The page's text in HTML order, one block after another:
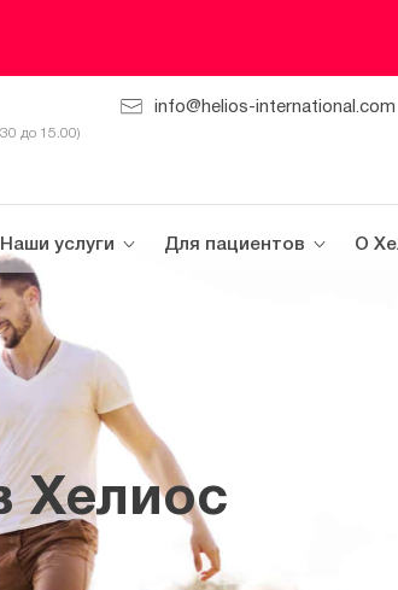
до 15.00)
info@helios-international.com
Наши услуги Для пациентов О
Хелиос